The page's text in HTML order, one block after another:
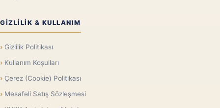
GIZLILIK & KULLANIM
Gizlilik Politikası
Kullanım Koşulları
Çerez (Cookie) Politikası
Mesafeli Satış Sözleşmesi